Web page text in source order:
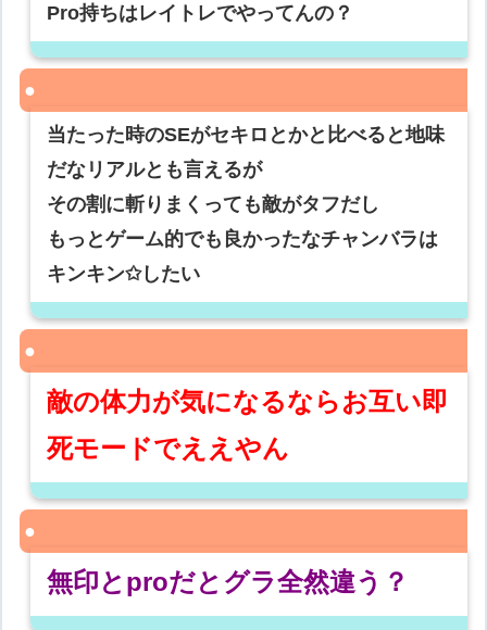
Pro持ちはレイトレでやってんの？
当たった時のSEがセキロとかと比べると地味
だなリアルとも言えるが
その割に斬りまくっても敵がタフだし
もっとゲーム的でも良かったなチャンバラは
キンキン✩したい
敵の体力が気になるならお互い即
死モードでええやん
無印とproだとグラ全然違う？